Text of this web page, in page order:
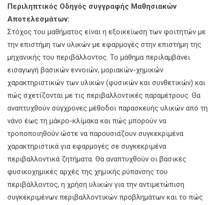
Περιληπτικός Οδηγός συγγραφής Μαθησιακών
Αποτελεσμάτων:
Στόχος του μαθήματος είναι η εξοικείωση των φοιτητών µε
την επιστήμη των υλικών με εφαρμογές στην επιστήμη της
μηχανικής του περιβάλλοντος. Το μάθημα περιλαμβάνει
εισαγωγή βασικών εννοιών, μοριακών-χημικών
χαρακτηριστικών των υλικών (φυσικών και συνθετικών) και
πώς σχετίζονται με τις περιβαλλοντικές παραμέτρους. Θα
αναπτυχθούν σύγχρονες μέθοδοι παρασκευής υλικών από τη
νάνο έως τη μάκρο-κλίμακα και πώς μπορούν να
τροποποιηθούν ώστε να παρουσιάζουν συγκεκριμένα
χαρακτηριστικά για εφαρμογές σε συγκεκριμένα
περιβαλλοντικά ζητήματα. Θα αναπτυχθούν οι βασικές
φυσικοχημικές αρχές της χημικής ρύπανσης του
περιβάλλοντος, η χρήση υλικών για την αντιμετώπιση
συγκεκριμένων περιβαλλοντικών προβλημάτων και το πώς